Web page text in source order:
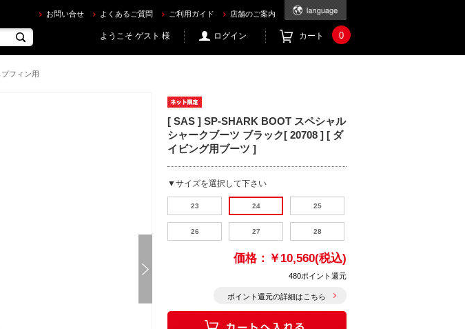
ラック[ 20708 ] [ ダイビング用ブーツ ] を買うならec.mic21.com
お問い合せ よくあるご質問 ご利用ガイド 店舗のご案内
ようこそ ゲスト 様 ログイン カート 0
プフィン用
[ SAS ] SP-SHARK BOOT スペシャル
シャークブーツ ブラック[ 20708 ] [ ダ
イビング用ブーツ ]
▼サイズを選択して下さい
23 24 25
26 27 28
価格： ￥10,560(税込)
480ポイント還元
ポイント還元の詳細はこちら